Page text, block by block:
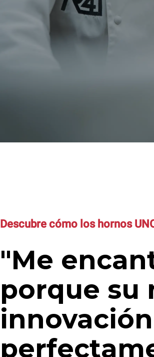
Descubre cómo los hornos
"Me
porque su